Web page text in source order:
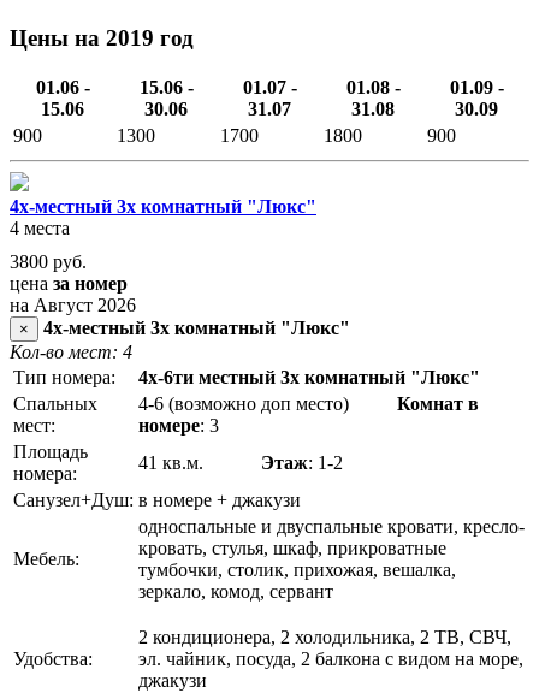
Цены на 2019 год
01.06 -
15.06
15.06 -
30.06
01.07 -
31.07
01.08 -
31.08
01.09 -
30.09
900
1300 1700 1800 900
4х-местный 3х комнатный "Люкс"
4 места
3800 руб.
цена за номер
на Август 2026
×
4х-местный 3х комнатный "Люкс"
Кол-во мест: 4
Тип номера:
4х-6ти местный 3х комнатный "Люкс"
Спальных
мест:
4-6 (возможно доп место) Комнат в
номере: 3
Площадь
номера:
41 кв.м. Этаж: 1-2
Санузел+Душ: в номере + джакузи
Мебель:
односпальные и двуспальные кровати, кресло-
кровать, стулья, шкаф, прикроватные
тумбочки, столик, прихожая, вешалка,
зеркало, комод, сервант
Удобства:
2 кондиционера, 2 холодильника, 2 ТВ, СВЧ,
эл. чайник, посуда, 2 балкона с видом на море,
джакузи